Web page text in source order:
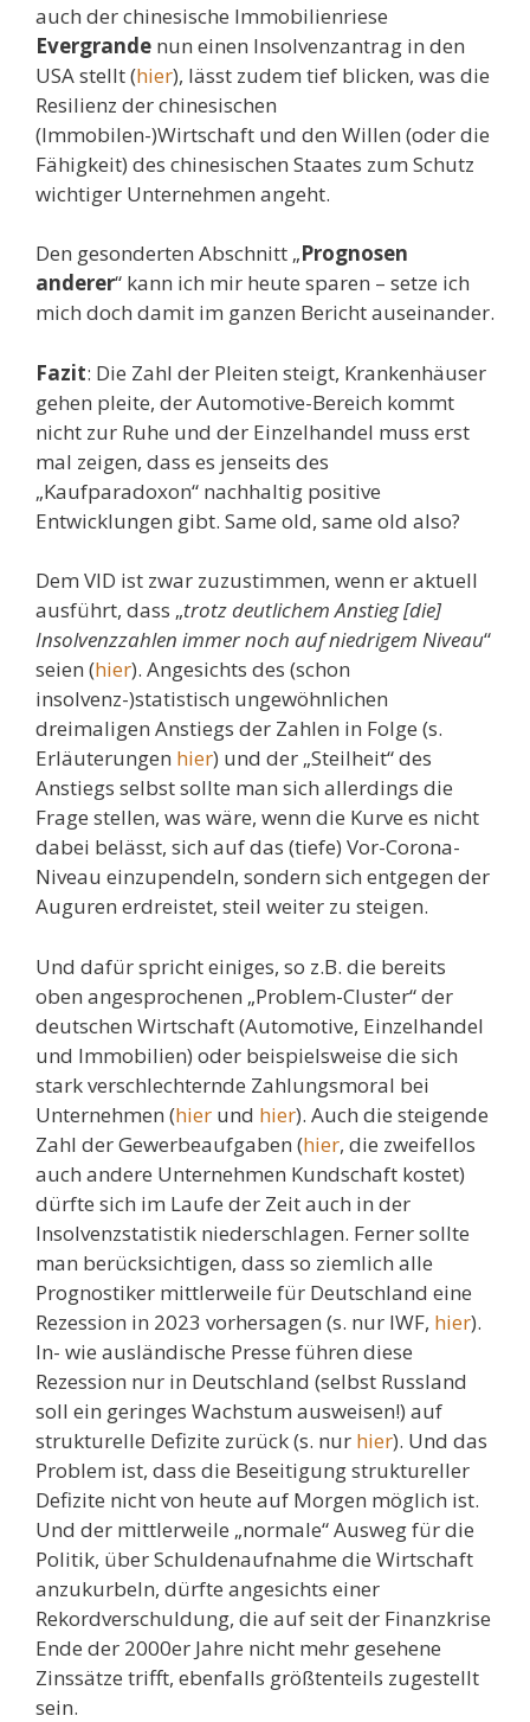
auch der chinesische Immobilienriese
Evergrande nun einen Insolvenzantrag in den
USA stellt (hier), lässt zudem tief blicken, was die
Resilienz der chinesischen
(Immobilen-)Wirtschaft und den Willen (oder die
Fähigkeit) des chinesischen Staates zum Schutz
wichtiger Unternehmen angeht.
Den gesonderten Abschnitt „Prognosen
anderer“ kann ich mir heute sparen – setze ich
mich doch damit im ganzen Bericht auseinander.
Fazit: Die Zahl der Pleiten steigt, Krankenhäuser
gehen pleite, der Automotive-Bereich kommt
nicht zur Ruhe und der Einzelhandel muss erst
mal zeigen, dass es jenseits des
„Kaufparadoxon“ nachhaltig positive
Entwicklungen gibt. Same old, same old also?
Dem VID ist zwar zuzustimmen, wenn er aktuell
ausführt, dass „trotz deutlichem Anstieg [die]
Insolvenzzahlen immer noch auf niedrigem Niveau“
seien (hier). Angesichts des (schon
insolvenz-)statistisch ungewöhnlichen
dreimaligen Anstiegs der Zahlen in Folge (s.
Erläuterungen hier) und der „Steilheit“ des
Anstiegs selbst sollte man sich allerdings die
Frage stellen, was wäre, wenn die Kurve es nicht
dabei belässt, sich auf das (tiefe) Vor-Corona-
Niveau einzupendeln, sondern sich entgegen der
Auguren erdreistet, steil weiter zu steigen.
Und dafür spricht einiges, so z.B. die bereits
oben angesprochenen „Problem-Cluster“ der
deutschen Wirtschaft (Automotive, Einzelhandel
und Immobilien) oder beispielsweise die sich
stark verschlechternde Zahlungsmoral bei
Unternehmen (hier und hier). Auch die steigende
Zahl der Gewerbeaufgaben (hier, die zweifellos
auch andere Unternehmen Kundschaft kostet)
dürfte sich im Laufe der Zeit auch in der
Insolvenzstatistik niederschlagen. Ferner sollte
man berücksichtigen, dass so ziemlich alle
Prognostiker mittlerweile für Deutschland eine
Rezession in 2023 vorhersagen (s. nur IWF, hier).
In- wie ausländische Presse führen diese
Rezession nur in Deutschland (selbst Russland
soll ein geringes Wachstum ausweisen!) auf
strukturelle Defizite zurück (s. nur hier). Und das
Problem ist, dass die Beseitigung struktureller
Defizite nicht von heute auf Morgen möglich ist.
Und der mittlerweile „normale“ Ausweg für die
Politik, über Schuldenaufnahme die Wirtschaft
anzukurbeln, dürfte angesichts einer
Rekordverschuldung, die auf seit der Finanzkrise
Ende der 2000er Jahre nicht mehr gesehene
Zinssätze trifft, ebenfalls größtenteils zugestellt
sein.